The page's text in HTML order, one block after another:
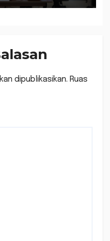
dipublikasikan. Ruas